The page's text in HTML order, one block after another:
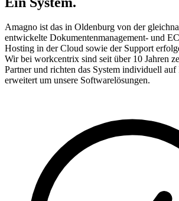
Amagno ist das in Oldenburg von der
entwickelte Dokumentenmanagement- und
Hosting in der Cloud sowie der Support
Wir bei workcentrix sind seit über 10 Jahren
Partner und richten das System individuell auf
erweitert um unsere Softwarelösungen.